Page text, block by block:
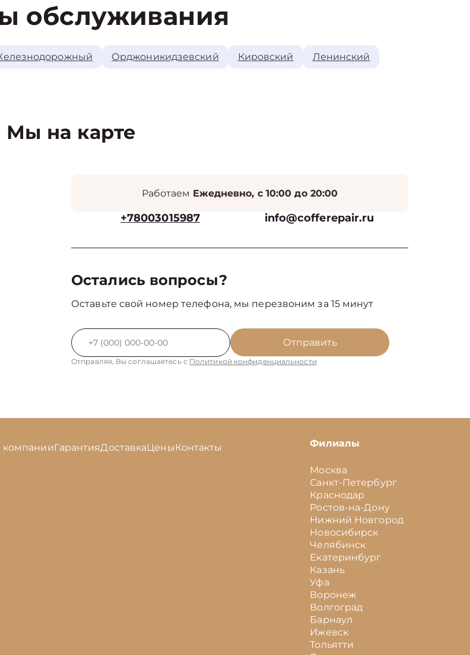
обслуживания
Орджоникидзевский Кировский Ленинский
Мы на карте
Работаем Ежедневно, с 10:00 до 20:00
+78003015987 info@cofferepair.ru
Остались вопросы?
Оставьте свой номер телефона, мы перезвоним за 15 минут
Отправить
Отправляя, Вы соглашаетесь с Политикой конфиденциальности
ГарантияДоставкаЦены Контакты Филиалы
Москва
Санкт-Петербург
Краснодар
Ростов-на-Дону
Нижний Новгород
Новосибирск
Челябинск
Екатеринбург
Казань
Уфа
Воронеж
Волгоград
Барнаул
Ижевск
Тольятти